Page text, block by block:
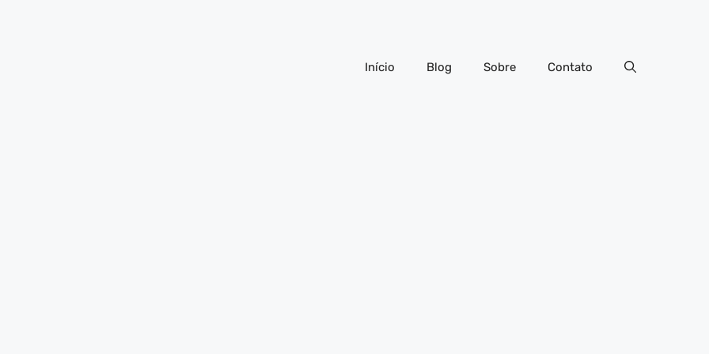
Início Blog Sobre Contato